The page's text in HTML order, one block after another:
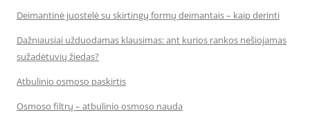
Deimantinė juostelė su skirtingų formų deimantais – kaip derinti
Dažniausiai užduodamas klausimas: ant kurios rankos nešiojamas
sužadėtuvių žiedas?
Atbulinio osmoso paskirtis
Osmoso filtrų – atbulinio osmoso nauda